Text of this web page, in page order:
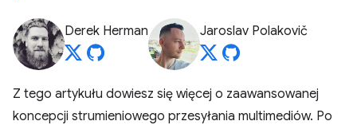
Derek Herman Jaroslav Polakovič
Z tego artykułu dowiesz się więcej o zaawansowanej
koncepcji strumieniowego przesyłania multimediów. Po